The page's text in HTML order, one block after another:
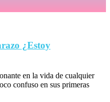
¿Estoy
en la vida de cualquier
confuso en sus primeras